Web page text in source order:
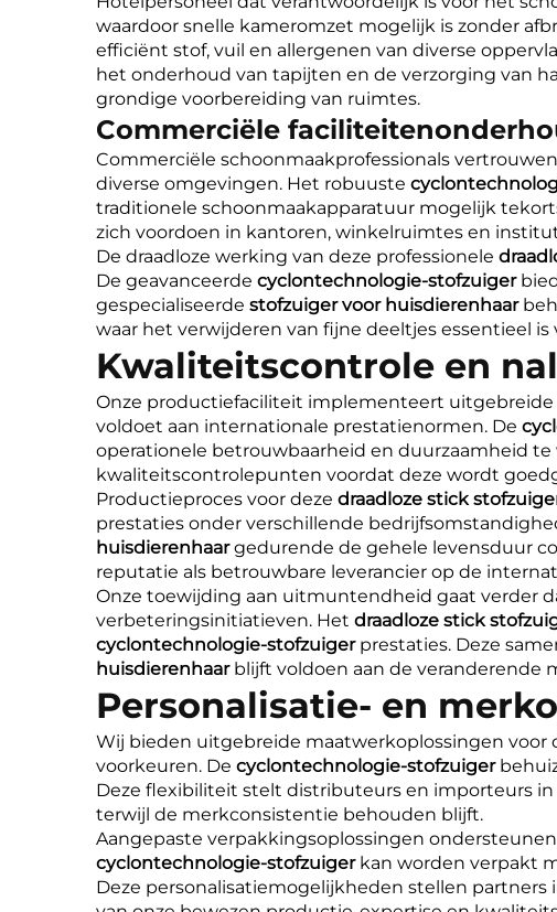
waardoor snelle kameromzet mogelijk is zonder
efficiënt stof, vuil en allergenen van diverse
het onderhoud van tapijten en de verzorging van
grondige voorbereiding van ruimtes.
Commerciële
Commerciële schoonmaakprofessionals
diverse omgevingen. Het robuuste
traditionele schoonmaakapparatuur mogelijk
zich voordoen in kantoren, winkelruimtes en
De draadloze werking van deze professionele
De geavanceerde cyclontechnologie-stofzuiger
gespecialiseerde stofzuiger voor huisdierenhaar
waar het verwijderen van fijne deeltjes essentieel
Kwaliteitscontrole en
Onze productiefaciliteit implementeert
voldoet aan internationale prestatienormen. De
operationele betrouwbaarheid en duurzaamheid te
kwaliteitscontrolepunten voordat deze wordt
Productieproces voor deze draadloze stick
prestaties onder verschillende
huisdierenhaargedurende de gehele levensduur
reputatie als betrouwbare leverancier op de
Onze toewijding aan uitmuntendheid gaat verder
verbeteringsinitiatieven. Het draadloze stick
cyclontechnologie-stofzuiger prestaties. Deze
huisdierenhaar blijft voldoen aan de veranderende
Personalisatie- en
Wij bieden uitgebreide maatwerkoplossingen voor
voorkeuren. De cyclontechnologie-stofzuiger
Deze flexibiliteit stelt distributeurs en importeurs in
terwijl de merkconsistentie behouden blijft.
Aangepaste verpakkingsoplossingen
cyclontechnologie-stofzuiger kan worden verpakt
Deze personalisatiemogelijkheden stellen partners